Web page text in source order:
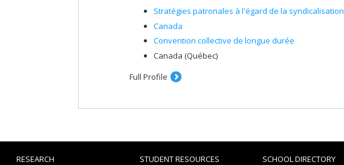
Stratégies patronales à l'égard de la syndicalisation
Canada
Convention collective de longue durée
Canada (Québec)
Full Profile
RESEARCH STUDENT RESOURCES SCHOOL DIRECTORY